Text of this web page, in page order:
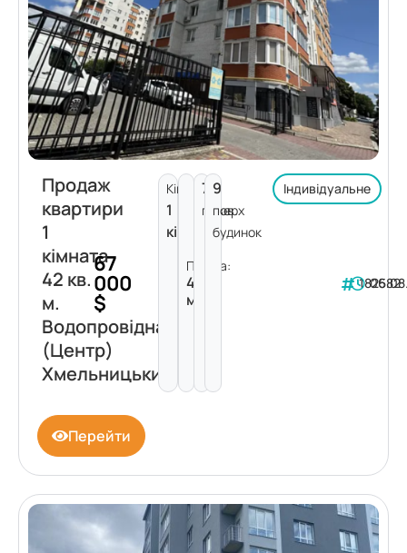
Продаж
квартири
1
кімната
42 кв.
м.
Водопровідна
(Центр)
Хмельницький
67
000
$
Кімнат:
1
кімната
Площа:
42
м²
7
поверх
9
пов.
будинок
Індивідуальне
182582
Перейти